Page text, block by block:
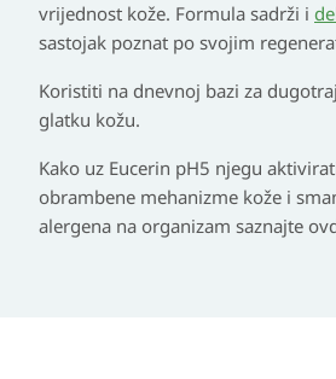
vrijednost kože. Formula sadrži i
sastojak poznat po svojim
Koristiti na dnevnoj bazi za
glatku kožu.
Kako uz Eucerin pH5 njegu
obrambene mehanizme kože i
alergena na organizam saznajte